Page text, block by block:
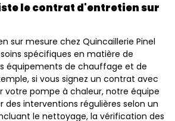
le contrat d'entretien sur
sur mesure chez Quincaillerie Pinel
spécifiques en matière de
équipements de chauffage et de
si vous signez un contrat avec
votre pompe à chaleur, notre équipe
des interventions régulières selon un
le nettoyage, la vérification des